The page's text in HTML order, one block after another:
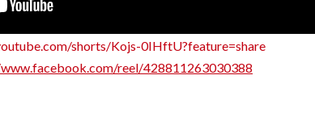
shorts/Kojs-0IHftU?feature=share
reel/428811263030388